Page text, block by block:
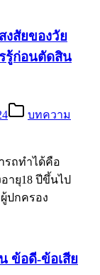
งสัยของวัย
รู้ก่อนตัดสิน
บทความ
รถทำได้คือ
ายุ18 ปีขึ้นไป
ปกครอง
ข้อดี-ข้อเสีย